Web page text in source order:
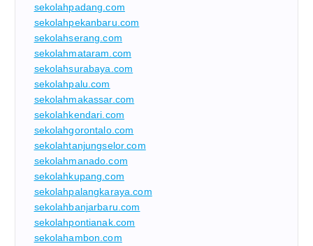
sekolahpadang.com
sekolahpekanbaru.com
sekolahserang.com
sekolahmataram.com
sekolahsurabaya.com
sekolahpalu.com
sekolahmakassar.com
sekolahkendari.com
sekolahgorontalo.com
sekolahtanjungselor.com
sekolahmanado.com
sekolahkupang.com
sekolahpalangkaraya.com
sekolahbanjarbaru.com
sekolahpontianak.com
sekolahambon.com